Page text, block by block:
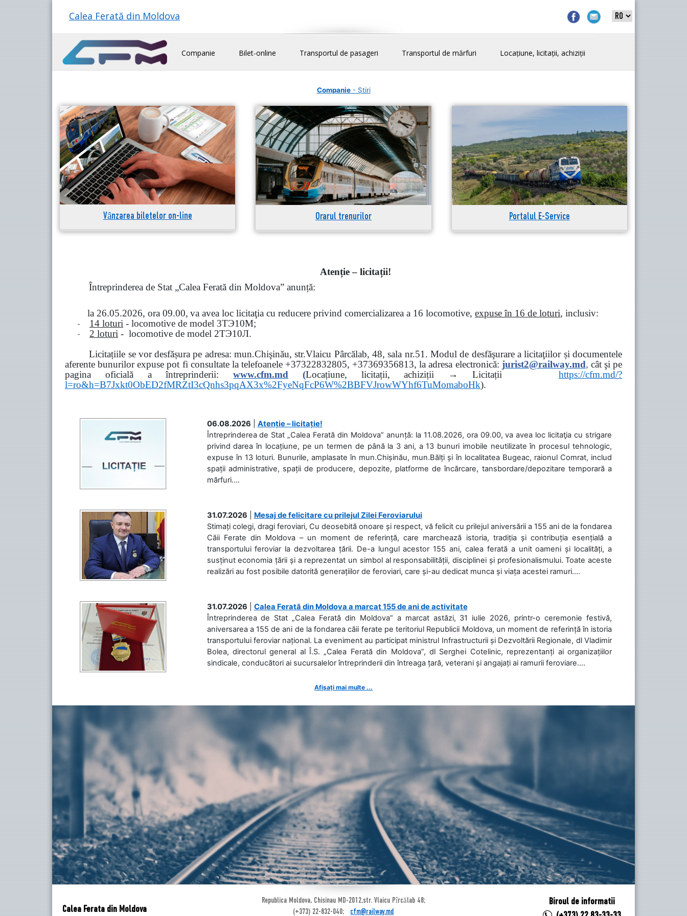
Calea Ferată din Moldova
Companie Bilet-online Transportul de pasageri Transportul de mărfuri Locațiune, licitații, achiziții
Companie- Știri
Vânzarea biletelor on-line Orarul trenurilor Portalul E-Service
Atenție – licitații!
Întreprinderea de Stat „Calea Ferată din Moldova” anunță:
la 26.05.2026, ora 09.00, va avea loc licitaţia cu reducere privind comercializarea a 16 locomotive, expuse în 16 de loturi, inclusiv:
- 14 loturi - locomotive de model 3ТЭ10М;
- 2 loturi - locomotive de model 2ТЭ10Л.
Licitațiile se vor desfășura pe adresa: mun.Chişinău, str.Vlaicu Pârcălab, 48, sala nr.51.Modul de desfăşurare a licitaţiilor și documentele
aferente bunurilor expuse pot fi consultate la telefoanele +37322832805, +37369356813, la adresa electronică: jurist2@railway.md, cât şi pe
pagina oficială a întreprinderii:
www.cfm.md (Locațiune, licitații, achiziții → Licitațiihttps://cfm.md/?
l=ro&h=B7Jxkt0ObED2fMRZtI3cQnhs3pqAX3x%2FyeNqFcP6W%2BBFVJrowWYhf6TuMomaboHk).
06.08.2026
Atenție – licitație!
Întreprinderea de Stat „Calea Ferată din Moldova” anunță: la 11.08.2026, ora 09.00, va avea loc licitaţia cu strigare
privind darea în locațiune, pe un termen de până la 3 ani, a 13 bunuri imobile neutilizate în procesul tehnologic,
expuse în 13 loturi. Bunurile, amplasate în mun.Chișinău, mun.Bălți și în localitatea Bugeac, raionul Comrat, includ
spații administrative, spații de producere, depozite, platforme de încărcare, tansbordare/depozitare temporară a
mărfuri....
31.07.2026
Mesaj de felicitare cu prilejul Zilei Feroviarului
Stimați colegi, dragi feroviari, Cu deosebită onoare și respect, vă felicit cu prilejul aniversării a 155 ani de la fondarea
Căii Ferate din Moldova – un moment de referință, care marchează istoria, tradiția și contribuția esențială a
transportului feroviar la dezvoltarea țării. De-a lungul acestor 155 ani, calea ferată a unit oameni și localități, a
susținut economia țării și a reprezentat un simbol al responsabilității, disciplinei și profesionalismului. Toate aceste
realizări au fost posibile datorită generațiilor de feroviari, care și-au dedicat munca și viața acestei ramuri....
31.07.2026
Calea Ferată din Moldova a marcat 155 de ani de activitate
Întreprinderea de Stat „Calea Ferată din Moldova” a marcat astăzi, 31 iulie 2026, printr-o ceremonie festivă,
aniversarea a 155 de ani de la fondarea căii ferate pe teritoriul Republicii Moldova, un moment de referință în istoria
transportului feroviar național. La eveniment au participat ministrul Infrastructurii și Dezvoltării Regionale, dl Vladimir
Bolea, directorul general al Î.S. „Calea Ferată din Moldova”, dl Serghei Cotelinic, reprezentanți ai organizațiilor
sindicale, conducători ai sucursalelor întreprinderii din întreaga țară, veterani și angajați ai ramurii feroviare....
Afișați mai multe ...
Calea Ferata din Moldova
Republica Moldova, Chisinau MD-2012,str. Vlaicu Pîrcălab 48;
(+373) 22-832-040; cfm@railway.md
Biroul de informatii